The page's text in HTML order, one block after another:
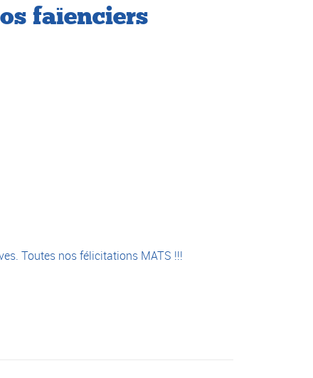
faïenciers
Toutes nos félicitations MATS !!!